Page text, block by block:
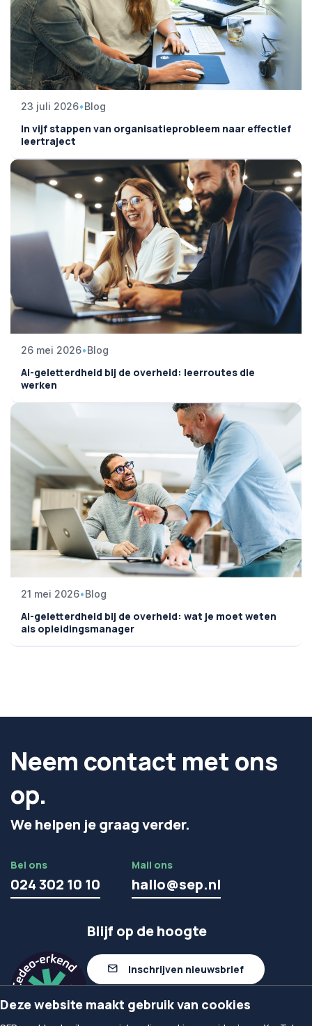
23 juli 2026•Blog
In vijf stappen van organisatieprobleem naar effectief
leertraject
26 mei 2026•Blog
AI-geletterdheid bij de overheid: leerroutes die
werken
21 mei 2026•Blog
AI-geletterdheid bij de overheid: wat je moet weten
als opleidingsmanager
Neem contact met ons
op.
We helpen je graag verder.
Bel ons
024 302 10 10
Mail ons
hallo@sep.nl
Blijf op de hoogte
Inschrijven nieuwsbrief
Volg ons op linkedIn
Deze website maakt gebruik van cookies